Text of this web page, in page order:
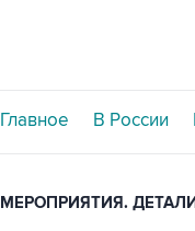
Главное В России
МЕРОПРИЯТИЯ.